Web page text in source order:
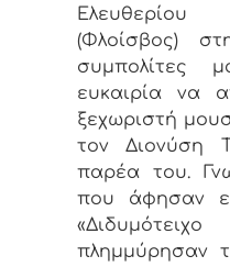
(Φλοίσβος)
συμπολίτες
ευκαιρία να
ξεχωριστή
τον Διονύση
παρέα του.
που άφησαν
πλημμύρησαν